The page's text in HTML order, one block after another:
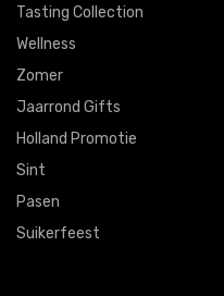
Tasting Collection
Wellness
Zomer
Jaarrond Gifts
Holland Promotie
Sint
Pasen
Suikerfeest